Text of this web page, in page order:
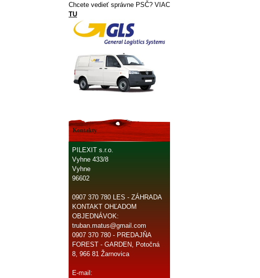
Chcete vedieť správne PSČ? VIAC
TU
Kontakty
PILEXIT s.r.o.
Vyhne 433/8
Vyhne
96602
0907 370 780 LES - ZÁHRADA
KONTAKT OHĽADOM
OBJEDNÁVOK:
truban.matus@gmail.com
0907 370 780 - PREDAJŇA
FOREST - GARDEN, Potočná
8, 966 81 Žarnovica
E-mail: